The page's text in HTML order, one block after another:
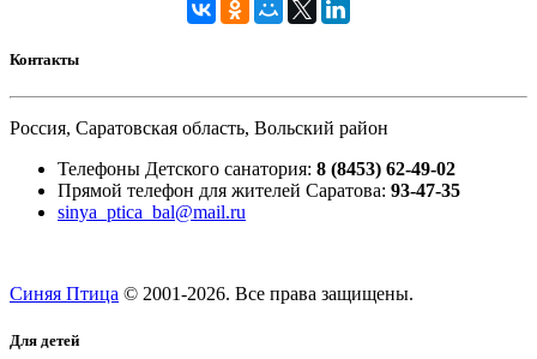
Контакты
Россия, Саратовская область, Вольский район
Телефоны Детского санатория: 8 (8453) 62-49-02
Прямой телефон для жителей Саратова: 93-47-35
sinya_ptica_bal@mail.ru
Синяя Птица © 2001-2026. Все права защищены.
Для детей